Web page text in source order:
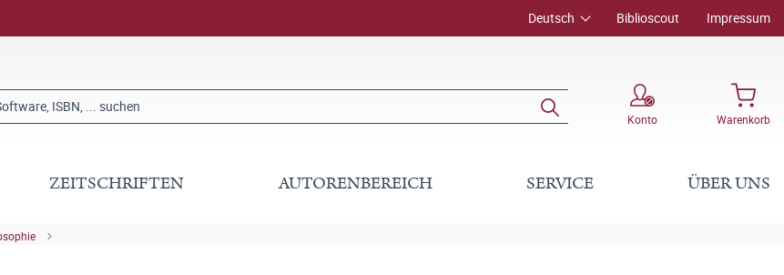
Deutsch Biblioscout Impressum
Konto Warenkorb
ZEITSCHRIFTEN AUTORENBEREICH SERVICE ÜBER UNS